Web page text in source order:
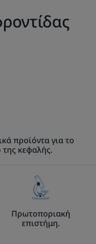
προϊόντα για το
κεφαλής.
Πρωτοποριακή
επιστήμη.